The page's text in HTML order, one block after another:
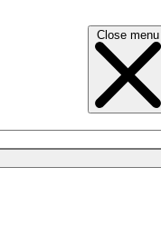
Close menu